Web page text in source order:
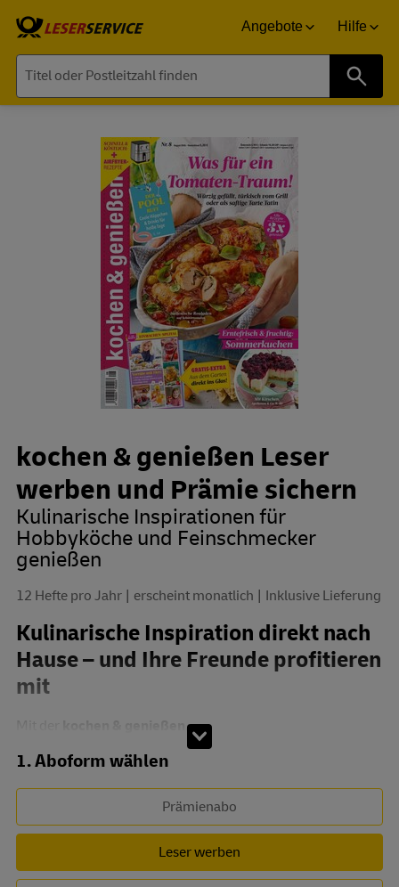
Angebote Hilfe
kochen & genießen Leser
werben und Prämie sichern
Kulinarische Inspirationen für
Hobbyköche und Feinschmecker
genießen
12 Hefte pro Jahr erscheint monatlich Inklusive Lieferung
Kulinarische Inspiration direkt nach
Hause – und Ihre Freunde profitieren
mit
kochen & genießen...
Abo zusammenstellen
1. Aboform wählen
Prämienabo
Leser werben